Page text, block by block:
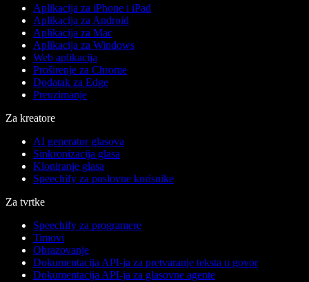
Aplikacija za iPhone i iPad
Aplikacija za Android
Aplikacija za Mac
Aplikacija za Windows
Web aplikacija
Proširenje za Chrome
Dodatak za Edge
Preuzimanje
Za kreatore
AI generator glasova
Sinkronizacija glasa
Kloniranje glasa
Speechify za poslovne korisnike
Za tvrtke
Speechify za programere
Timovi
Obrazovanje
Dokumentacija API-ja za pretvaranje teksta u govor
Dokumentacija API-ja za glasovne agente